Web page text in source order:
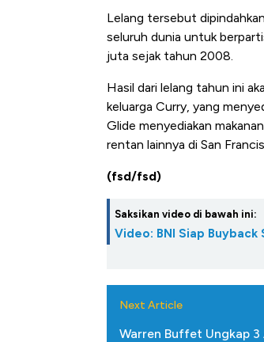
Lelang tersebut
seluruh dunia untuk
juta sejak tahun 2008.
Hasil dari lelang tahun ini
keluarga Curry, yang
Glide menyediakan
rentan lainnya di San
(fsd/fsd)
Saksikan video di bawah ini:
Video: BNI Siap Buyback
Next Article
Warren Buffet Ungkap